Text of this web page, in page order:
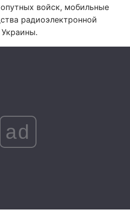
войск, мобильные
радиоэлектронной
ad